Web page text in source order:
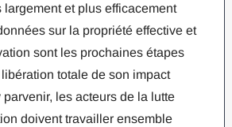
largement et plus efficacement
sur la propriété effective et
sont les prochaines étapes
totale de son impact
les acteurs de la lutte
doivent travailler ensemble